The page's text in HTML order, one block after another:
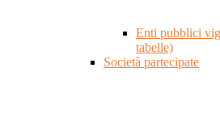
Enti pubblici
tabelle)
Società partecipate